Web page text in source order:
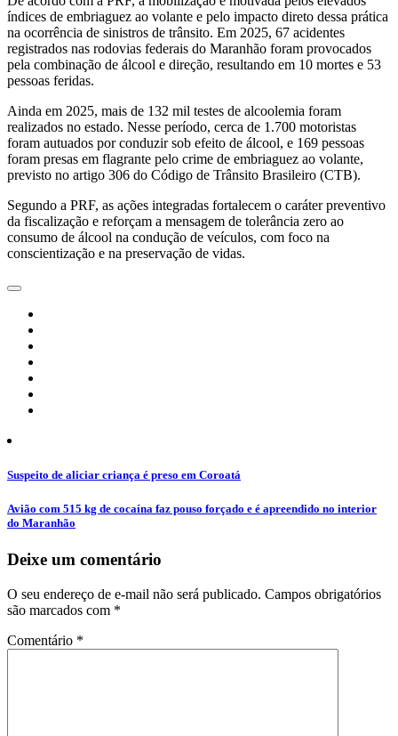
índices de embriaguez ao volante e pelo impacto direto dessa prática
na ocorrência de sinistros de trânsito. Em 2025, 67 acidentes
registrados nas rodovias federais do Maranhão foram provocados
pela combinação de álcool e direção, resultando em 10 mortes e 53
pessoas feridas.
Ainda em 2025, mais de 132 mil testes de alcoolemia foram
realizados no estado. Nesse período, cerca de 1.700 motoristas
foram autuados por conduzir sob efeito de álcool, e 169 pessoas
foram presas em flagrante pelo crime de embriaguez ao volante,
previsto no artigo 306 do Código de Trânsito Brasileiro (CTB).
Segundo a PRF, as ações integradas fortalecem o caráter preventivo
da fiscalização e reforçam a mensagem de tolerância zero ao
consumo de álcool na condução de veículos, com foco na
conscientização e na preservação de vidas.
Navegação
de
Post
Suspeito de aliciar criança é preso em Coroatá
Avião com 515 kg de cocaína faz pouso forçado e é apreendido no interior
do Maranhão
Deixe um comentário
O seu endereço de e-mail não será publicado. Campos obrigatórios
são marcados com *
Comentário *